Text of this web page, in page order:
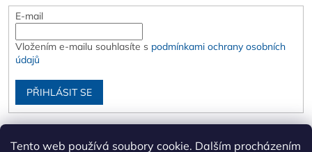
Tento web používá soubory cookie. Dalším procházením
E-mail
Vložením e-mailu souhlasíte s podmínkami ochrany osobních
údajů
PŘIHLÁSIT SE